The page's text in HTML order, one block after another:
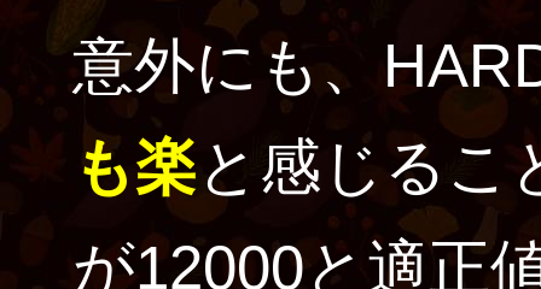
意外にも、
も楽と感じるこ
が12000と適正